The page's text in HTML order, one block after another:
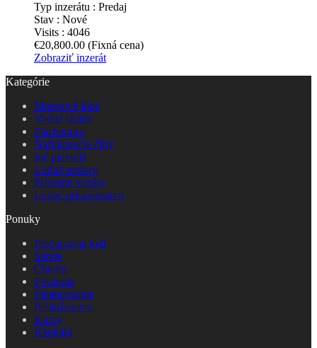
Typ inzerátu : Predaj
Stav : Nové
Visits : 4046
€20,800.00 (Fixná cena)
Zobraziť inzerát
Kategórie
Motorové lode
Vodné skútre
Plachetnice
Nafukovacie člny
Iné plavidlá
Lodné motory
Prívesne vozíky
Lodné príslušenstvo
Ponuky
Predajcovia lodí
Servis
Charter
Poistenie
Financovanie
Príslušenstvo
Kurzy
Kapitáni